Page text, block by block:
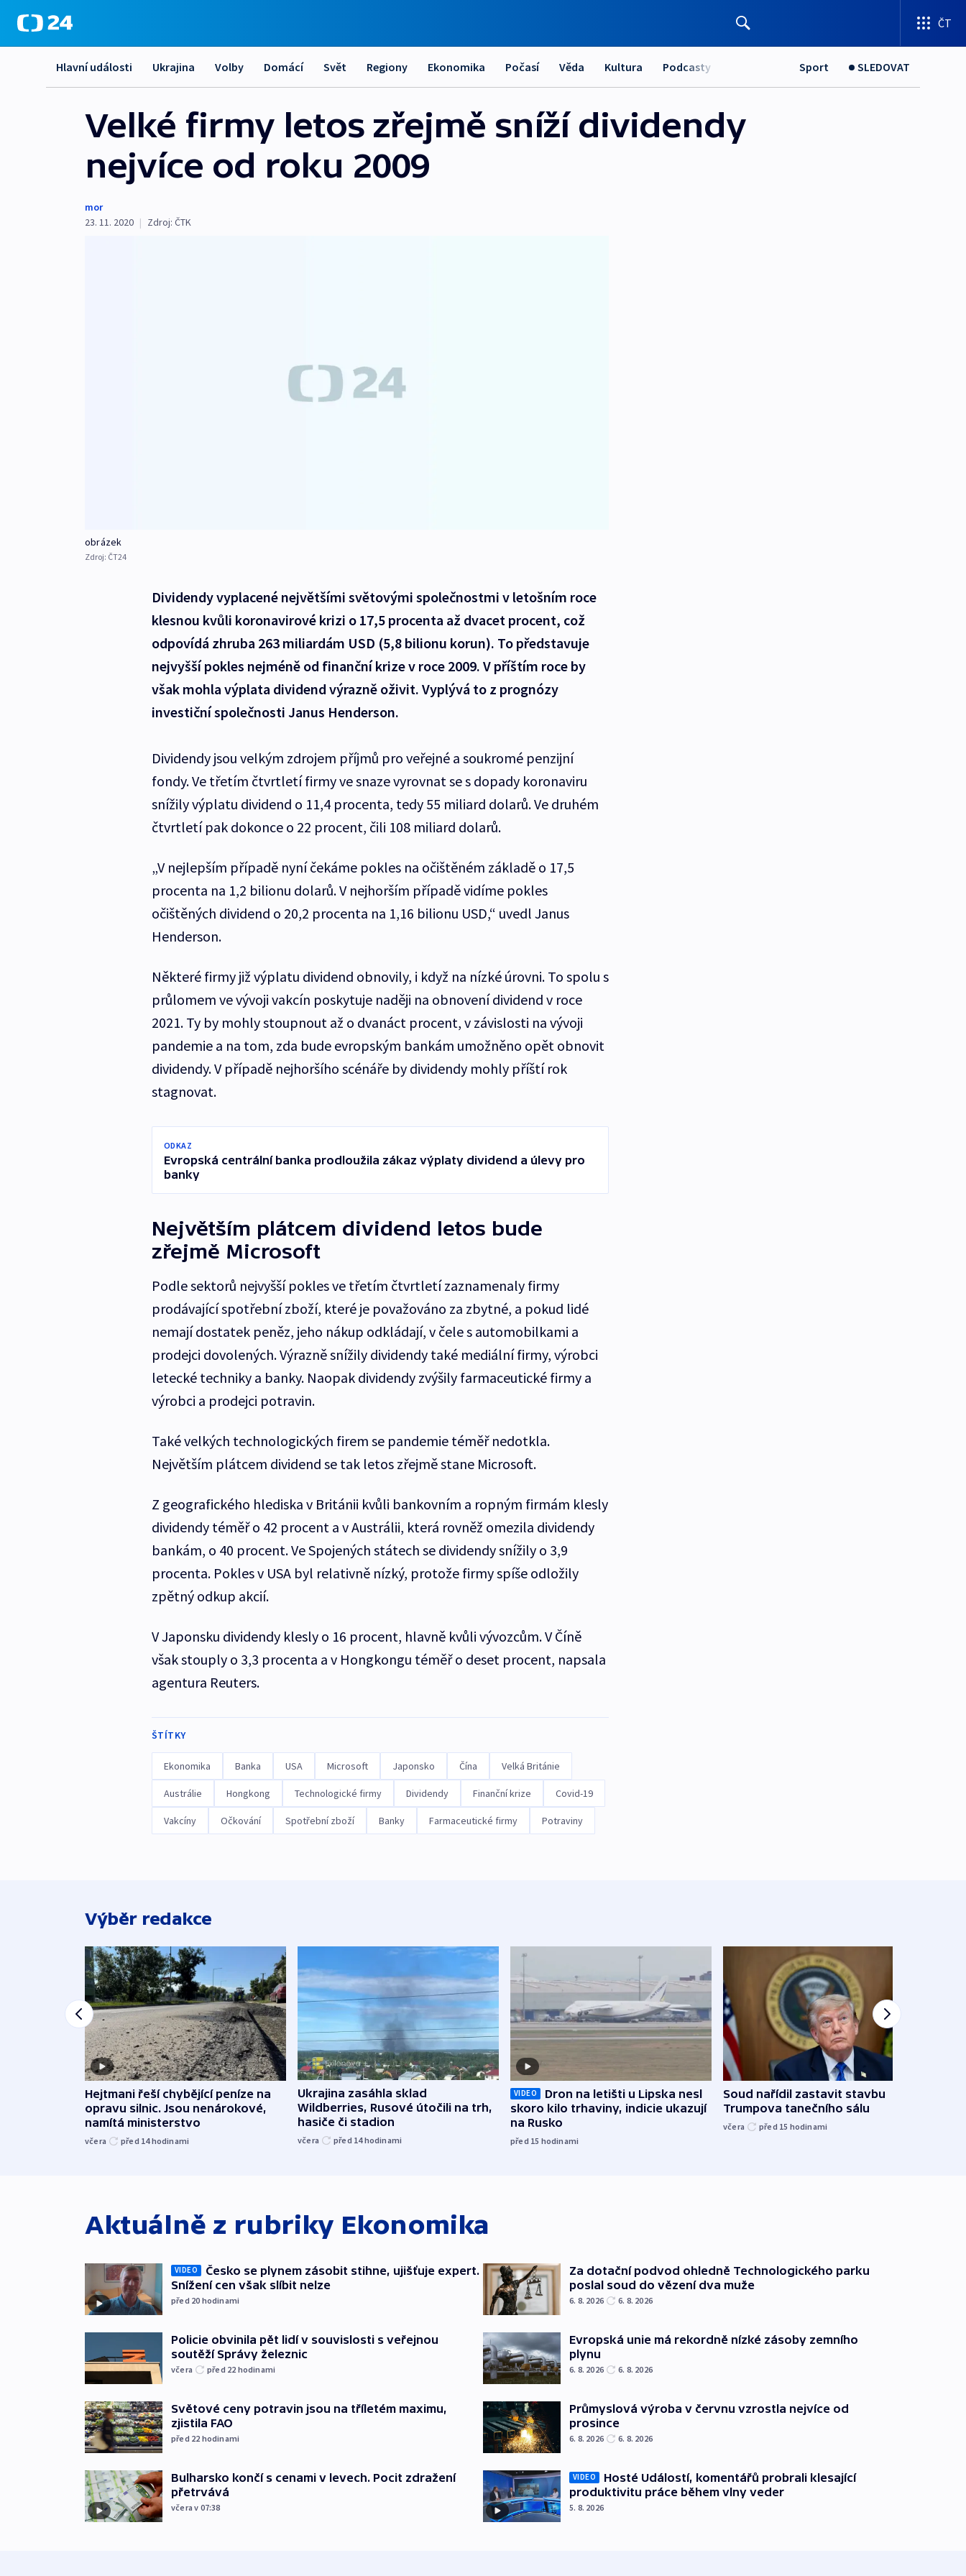
ČT
Hlavní události Ukrajina Volby Domácí Svět Regiony Ekonomika Počasí Věda Kultura Podcasty Sport SLEDOVAT
Velké firmy letos zřejmě sníží dividendy
nejvíce od roku 2009
mor
23. 11. 2020 | Zdroj: ČTK
obrázek
Zdroj: ČT24
Dividendy vyplacené největšími světovými společnostmi v letošním roce
klesnou kvůli koronavirové krizi o 17,5 procenta až dvacet procent, což
odpovídá zhruba 263 miliardám USD (5,8 bilionu korun). To představuje
nejvyšší pokles nejméně od finanční krize v roce 2009. V příštím roce by
však mohla výplata dividend výrazně oživit. Vyplývá to z prognózy
investiční společnosti Janus Henderson.
Dividendy jsou velkým zdrojem příjmů pro veřejné a soukromé penzijní
fondy. Ve třetím čtvrtletí firmy ve snaze vyrovnat se s dopady koronaviru
snížily výplatu dividend o 11,4 procenta, tedy 55 miliard dolarů. Ve druhém
čtvrtletí pak dokonce o 22 procent, čili 108 miliard dolarů.
„V nejlepším případě nyní čekáme pokles na očištěném základě o 17,5
procenta na 1,2 bilionu dolarů. V nejhorším případě vidíme pokles
očištěných dividend o 20,2 procenta na 1,16 bilionu USD,“ uvedl Janus
Henderson.
Některé firmy již výplatu dividend obnovily, i když na nízké úrovni. To spolu s
průlomem ve vývoji vakcín poskytuje naději na obnovení dividend v roce
2021. Ty by mohly stoupnout až o dvanáct procent, v závislosti na vývoji
pandemie a na tom, zda bude evropským bankám umožněno opět obnovit
dividendy. V případě nejhoršího scénáře by dividendy mohly příští rok
stagnovat.
ODKAZ
Evropská centrální banka prodloužila zákaz výplaty dividend a úlevy pro
banky
Největším plátcem dividend letos bude
zřejmě Microsoft
Podle sektorů nejvyšší pokles ve třetím čtvrtletí zaznamenaly firmy
prodávající spotřební zboží, které je považováno za zbytné, a pokud lidé
nemají dostatek peněz, jeho nákup odkládají, v čele s automobilkami a
prodejci dovolených. Výrazně snížily dividendy také mediální firmy, výrobci
letecké techniky a banky. Naopak dividendy zvýšily farmaceutické firmy a
výrobci a prodejci potravin.
Také velkých technologických firem se pandemie téměř nedotkla.
Největším plátcem dividend se tak letos zřejmě stane Microsoft.
Z geografického hlediska v Británii kvůli bankovním a ropným firmám klesly
dividendy téměř o 42 procent a v Austrálii, která rovněž omezila dividendy
bankám, o 40 procent. Ve Spojených státech se dividendy snížily o 3,9
procenta. Pokles v USA byl relativně nízký, protože firmy spíše odložily
zpětný odkup akcií.
V Japonsku dividendy klesly o 16 procent, hlavně kvůli vývozcům. V Číně
však stouply o 3,3 procenta a v Hongkongu téměř o deset procent, napsala
agentura Reuters.
ŠTÍTKY
Ekonomika Banka USA Microsoft Japonsko Čína Velká Británie
Austrálie Hongkong Technologické firmy Dividendy Finanční krize Covid-19
Vakcíny Očkování Spotřební zboží Banky Farmaceutické firmy Potraviny
Výběr redakce
Hejtmani řeší chybějící peníze na
opravu silnic. Jsou nenárokové,
namítá ministerstvo
včera před 14hodinami
Ukrajina zasáhla sklad
Wildberries, Rusové útočili na trh,
hasiče či stadion
včera před 14hodinami
VIDEO
Dron na letišti u Lipska nesl
skoro kilo trhaviny, indicie ukazují
na Rusko
před 15 hodinami
Soud nařídil zastavit stavbu
Trumpova tanečního sálu
včera před 15 hodinami
Aktuálně z rubriky Ekonomika
VIDEO
Česko se plynem zásobit stihne, ujišťuje expert.
Snížení cen však slíbit nelze
před 20 hodinami
Policie obvinila pět lidí v souvislosti s veřejnou
soutěží Správy železnic
včera před 22 hodinami
Světové ceny potravin jsou na tříletém maximu,
zjistila FAO
před 22 hodinami
Bulharsko končí s cenami v levech. Pocit zdražení
přetrvává
včera v 07:38
Za dotační podvod ohledně Technologického parku
poslal soud do vězení dva muže
6. 8. 2026 6. 8. 2026
Evropská unie má rekordně nízké zásoby zemního
plynu
6. 8. 2026 6. 8. 2026
Průmyslová výroba v červnu vzrostla nejvíce od
prosince
6. 8. 2026 6. 8. 2026
VIDEO
Hosté Událostí, komentářů probrali klesající
produktivitu práce během vlny veder
5. 8. 2026